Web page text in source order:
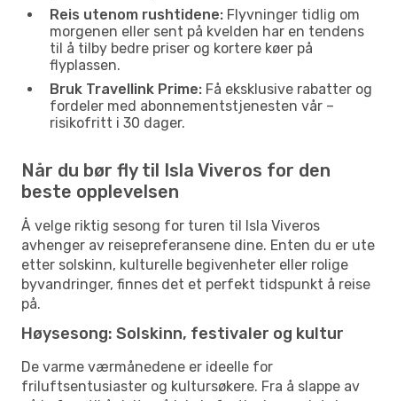
Reis utenom rushtidene: Flyvninger tidlig om
morgenen eller sent på kvelden har en tendens
til å tilby bedre priser og kortere køer på
flyplassen.
Bruk Travellink Prime: Få eksklusive rabatter og
fordeler med abonnementstjenesten vår –
risikofritt i 30 dager.
Når du bør fly til Isla Viveros for den
beste opplevelsen
Å velge riktig sesong for turen til Isla Viveros
avhenger av reisepreferansene dine. Enten du er ute
etter solskinn, kulturelle begivenheter eller rolige
byvandringer, finnes det et perfekt tidspunkt å reise
på.
Høysesong: Solskinn, festivaler og kultur
De varme værmånedene er ideelle for
friluftsentusiaster og kultursøkere. Fra å slappe av